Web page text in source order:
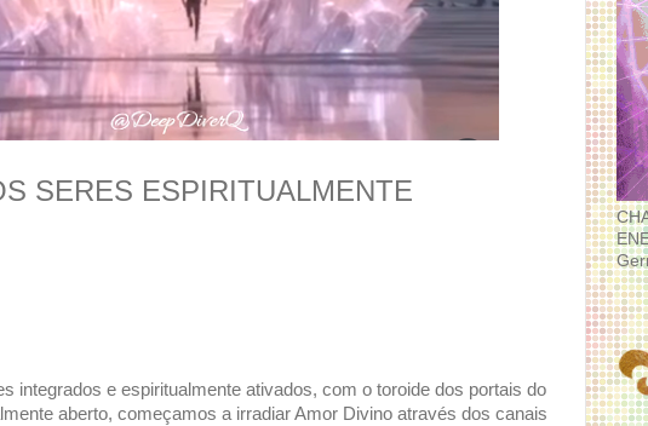
SERES ESPIRITUALMENTE
integrados e espiritualmente ativados, com o toroide dos portais do
aberto, começamos a irradiar Amor Divino através dos canais